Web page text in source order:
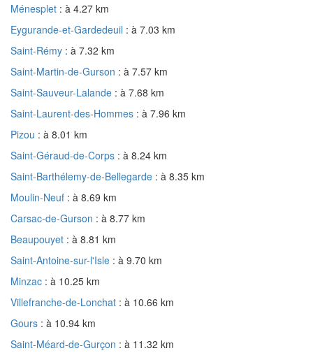
Ménesplet : à 4.27 km
Eygurande-et-Gardedeuil : à 7.03 km
Saint-Rémy : à 7.32 km
Saint-Martin-de-Gurson : à 7.57 km
Saint-Sauveur-Lalande : à 7.68 km
Saint-Laurent-des-Hommes : à 7.96 km
Pizou : à 8.01 km
Saint-Géraud-de-Corps : à 8.24 km
Saint-Barthélemy-de-Bellegarde : à 8.35 km
Moulin-Neuf : à 8.69 km
Carsac-de-Gurson : à 8.77 km
Beaupouyet : à 8.81 km
Saint-Antoine-sur-l'Isle : à 9.70 km
Minzac : à 10.25 km
Villefranche-de-Lonchat : à 10.66 km
Gours : à 10.94 km
Saint-Méard-de-Gurçon : à 11.32 km